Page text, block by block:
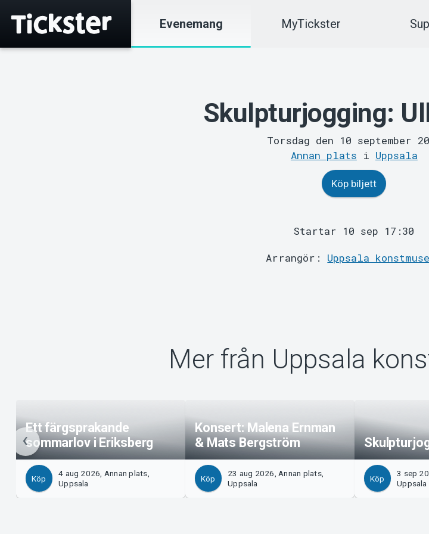
Evenemang MyTickster
Skulpturjogging:
Torsdag den 10 september
Annan plats i Uppsala
Köp biljett
Startar 10 sep 17:30
Arrangör: Uppsala
Mer från Uppsala
Ett färgsprakande
sommarlov i Eriksberg
Köp
4 aug 2026, Annan plats,
Uppsala
Konsert: Malena Ernman
& Mats Bergström
Köp
23 aug 2026, Annan plats,
Uppsala
Köp
3 sep
Uppsala